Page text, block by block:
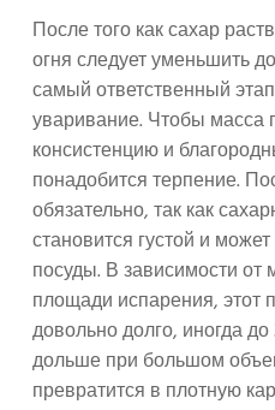
После того как сахар
огня следует уменьшить
самый ответственный
уваривание. Чтобы масса
консистенцию и
понадобится терпение.
обязательно, так как
становится густой и
посуды. В зависимости
площади испарения, этот
довольно долго, иногда
дольше при большом
превратится в плотную